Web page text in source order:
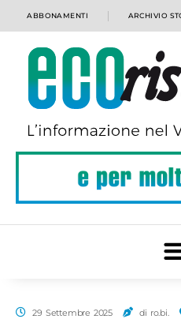
ABBONAMENTI ARCHIVIO
29 Settembre 2025 di ro.bi.